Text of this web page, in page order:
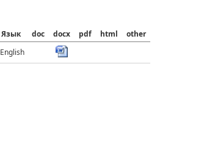
Язык doc docx pdf html
other
English